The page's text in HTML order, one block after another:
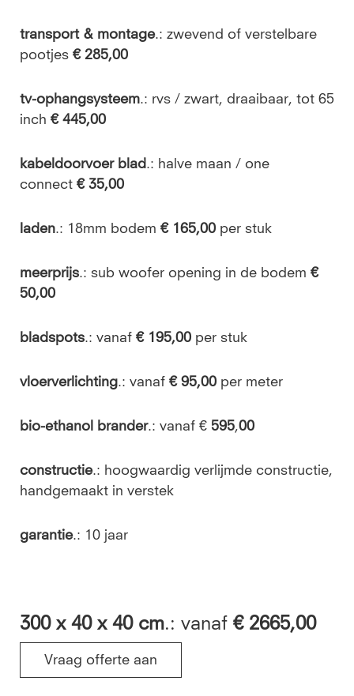
transport & montage.: zwevend of verstelbare
pootjes € 285,00
tv-ophangsysteem.: rvs / zwart, draaibaar, tot 65
inch € 445,00
kabeldoorvoer blad.: halve maan / one
connect € 35,00
laden.: 18mm bodem € 165,00 per stuk
meerprijs.: sub woofer opening in de bodem €
50,00
bladspots.: vanaf € 195,00 per stuk
vloerverlichting.: vanaf € 95,00 per meter
bio-ethanol brander.: vanaf € 595,00
constructie.: hoogwaardig verlijmde constructie,
handgemaakt in verstek
garantie.: 10 jaar
300 x 40 x 40 cm.: vanaf € 2665,00
Vraag offerte aan